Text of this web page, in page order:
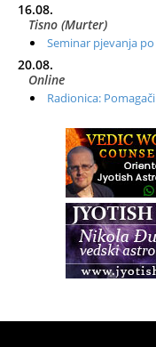
16.08.
Tisno (Murter)
Seminar pjevanja
20.08.
Online
Radionica:
Zagreb+Online
Osnovni
Access BARS®,
Access Energetski